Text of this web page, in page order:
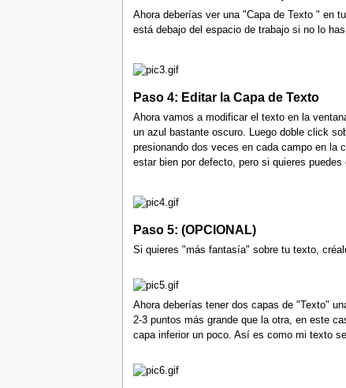
Ahora deberías ver una "Capa de Texto " en
está debajo del espacio de trabajo si no lo
Paso 4: Editar la Capa de Texto
Ahora vamos a modificar el texto en la
un azul bastante oscuro. Luego doble click
presionando dos veces en cada campo en la
estar bien por defecto, pero si quieres
Paso 5: (OPCIONAL)
Si quieres "más fantasía" sobre tu texto,
Ahora deberías tener dos capas de "Texto"
2-3 puntos más grande que la otra, en este
capa inferior un poco. Así es como mi texto